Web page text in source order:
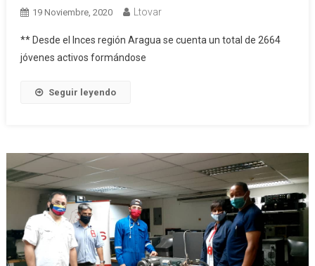
19 Noviembre, 2020 Ltovar
** Desde el Inces región Aragua se cuenta un total de 2664
jóvenes activos formándose
Seguir leyendo